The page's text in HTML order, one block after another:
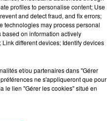
profiles to personalise content; Use
and detect fraud, and fix errors;
technologies may process personal
on information actively
different devices; Identify devices
et/ou partenaires dans "Gérer
ne s'appliqueront que pour
le lien "Gérer les cookies" situé en